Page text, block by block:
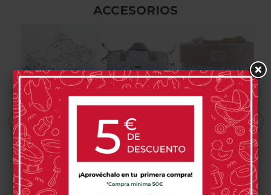
ACCESORIOS
UZTURRE
Salva Babitas
Uzturre Inés
Pack 3 Uds
29,00 €
0 opinión(es)
UZTURRE
Bolso Maternal
Uzturre Inés
0 opinión(es)
UZTURRE
Cesta De Aseo
Uzturre Inés
44,00 €
0 opinión(es)